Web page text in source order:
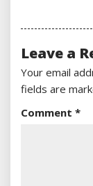
Leave a
Your email
fields are
Comment *